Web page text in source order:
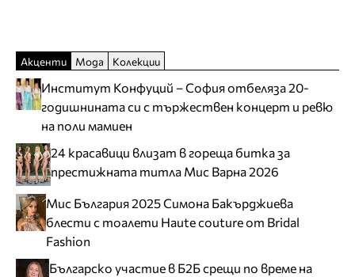
Акценти Мода Колекции
Институт Конфуций – София отбеляза 20-
годишнината си с тържествен концерт и ревю
на поли мамиен
24 красавици влизат в гореща битка за
престижната титла Мис Варна 2026
Мис България 2025 Симона Бакърджиева
блести с тоалети Haute couture от Bridal
Fashion
Българско участие в Б2Б срещи по време на